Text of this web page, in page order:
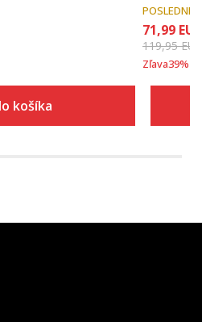
košíka
POSLEDNÉ
71,99 EUR
119,95EUR
Zľava39%